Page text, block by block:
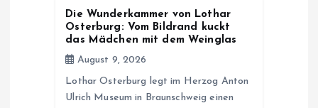
Die Wunderkammer von Lothar
Osterburg: Vom Bildrand kuckt
das Mädchen mit dem Weinglas
August 9, 2026
Lothar Osterburg legt im Herzog Anton
Ulrich Museum in Braunschweig einen